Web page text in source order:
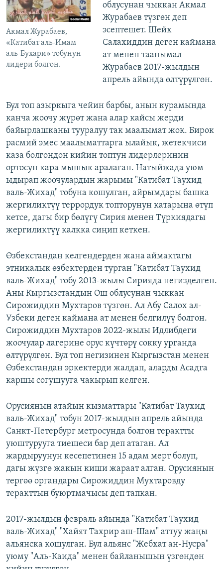
Акмал Журабаев,
«Катибат аль-Имам
аль-Бухари» тобунун
лидери болгон.
облусунан чыккан Акмал
Журабаев түзгөн деп
эсептешет. Шейх
Салахиддин деген каймана
ат менен таанымал
Журабаев 2017-жылдын
апрель айында өлтүрүлгөн.
Бул топ азыркыга чейин барбы, анын курамында
канча жоочу жүрөт жана алар кайсы жерди
байырлашканы тууралуу так маалымат жок. Бирок
расмий эмес маалыматтарга ылайык, жетекчиси
каза болгондон кийин топтун лидерлеринин
ортосун кара мышык аралаган. Натыйжада уюм
ыдырап жоочулардын жарымы "Катибат Таухид
валь-Жихад" тобуна кошулган, айрымдары башка
жергиликтүү террордук топторунун катарына өтүп
кетсе, дагы бир бөлүгү Сирия менен Түркиядагы
жергиликтүү калкка сиңип кеткен.
Өзбекстандан келгендерден жана аймактагы
этникалык өзбектерден турган "Катибат Таухид
валь-Жихад" тобу 2013-жылы Сирияда негизделген.
Аны Кыргызстандын Ош облусунан чыккан
Сирожиддин Мухтаров түзгөн. Ал Абу Салох ал-
Узбеки деген каймана ат менен белгилүү болгон.
Сирожиддин Мухтаров 2022-жылы Идлибдеги
жоочулар лагерине орус күчтөрү сокку урганда
өлтүрүлгөн. Бул топ негизинен Кыргызстан менен
Өзбекстандан эркектерди жалдап, аларды Асадга
каршы согушууга чакырып келген.
Орусиянын атайын кызматтары "Катибат Таухид
валь-Жихад" тобун 2017-жылдын апрель айында
Санкт-Петербург метросунда болгон терактты
уюштурууга тиешеси бар деп атаган. Ал
жардыруунун кесепетинен 15 адам мерт болуп,
дагы жүзгө жакын киши жараат алган. Орусиянын
тергөө органдары Сирожиддин Мухтаровду
теракттын буюртмачысы деп тапкан.
2017-жылдын февраль айында "Катибат Таухид
валь-Жихад" "Хайят Тахрир аш-Шам" аттуу жаңы
альянска кошулган. Бул альянс "Жебхат ан-Нусра"
уюму "Аль-Каида" менен байланышын үзгөндөн